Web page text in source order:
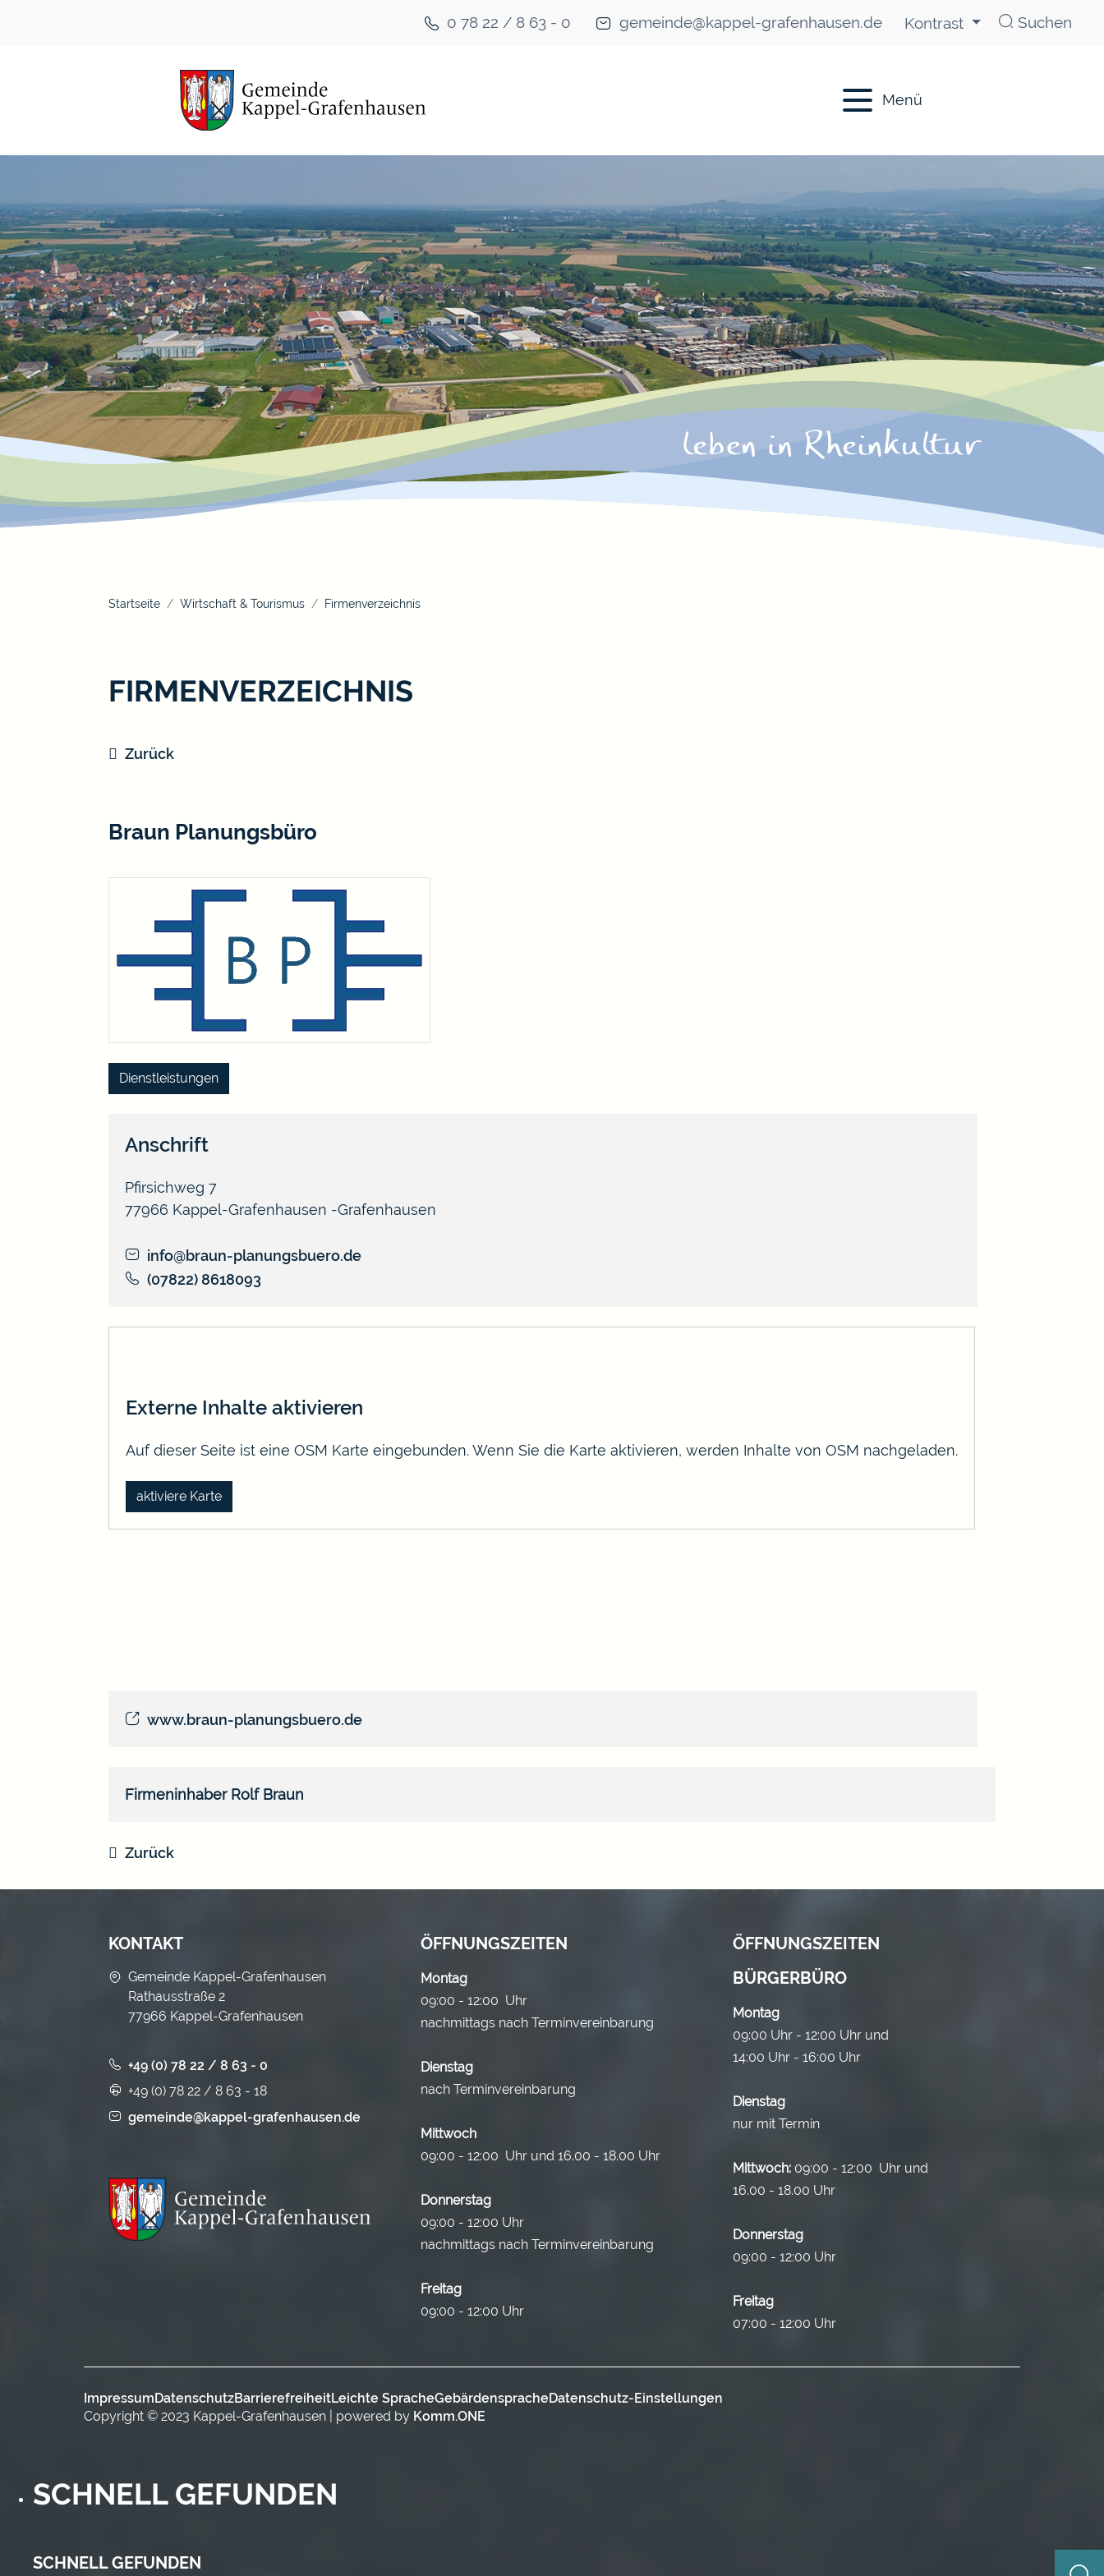
0 78 22 / 8 63 - 0 gemeinde@kappel-grafenhausen.de Kontrast Suchen
Menü
Startseite Wirtschaft & Tourismus Firmenverzeichnis
FIRMENVERZEICHNIS
Zurück
Braun Planungsbüro
Anschrift
Grafenhausen
Pfirsichweg 7
77966 Kappel-Grafenhausen
info@braun-planungsbuero.de
(07822) 8618093
www.braun-planungsbuero.de
Firmeninhaber Rolf Braun
Externe Inhalte aktivieren
Auf dieser Seite ist eine OSM Karte eingebunden. Wenn Sie die Karte aktivieren, werden Inhalte von OSM nachgeladen.
aktiviere Karte
Dienstleistungen
Zurück
KONTAKT
Gemeinde Kappel-Grafenhausen
Rathausstraße 2
77966 Kappel-Grafenhausen
+49 (0) 78 22 / 8 63 - 0
+49 (0) 78 22 / 8 63 - 18
gemeinde@kappel-grafenhausen.de
ÖFFNUNGSZEITEN
Montag
09:00 - 12:00 Uhr
nachmittags nach Terminvereinbarung
Dienstag
nach Terminvereinbarung
Mittwoch
09:00 - 12:00 Uhr und 16.00 - 18.00 Uhr
Donnerstag
09:00 - 12:00 Uhr
nachmittags nach Terminvereinbarung
Freitag
09:00 - 12:00 Uhr
ÖFFNUNGSZEITEN
BÜRGERBÜRO
Montag
09:00 Uhr - 12:00 Uhr und
14:00 Uhr - 16:00 Uhr
Dienstag
nur mit Termin
Mittwoch: 09:00 - 12:00 Uhr und
16.00 - 18.00 Uhr
Donnerstag
09:00 - 12:00 Uhr
Freitag
07:00 - 12:00 Uhr
ImpressumDatenschutzBarrierefreiheitLeichte SpracheGebärdenspracheDatenschutz-Einstellungen
Copyright © 2023 Kappel-Grafenhausen | powered by Komm.ONE
SCHNELL GEFUNDEN
SCHNELL GEFUNDEN